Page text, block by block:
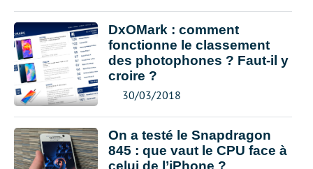
DxOMark : comment
fonctionne le classement
des photophones ? Faut-il y
croire ?
30/03/2018
On a testé le Snapdragon
845 : que vaut le CPU face à
celui de l’iPhone ?